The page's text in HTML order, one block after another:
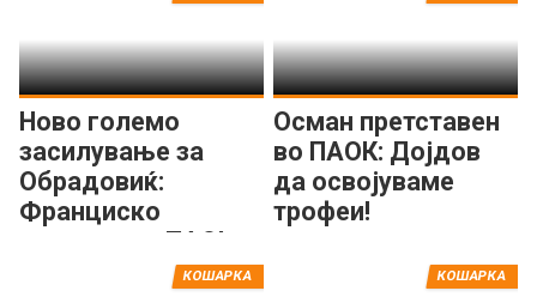
Ново големо
засилување за
Обрадовиќ:
Франциско
потпиша за ПАО!
Осман претставен
во ПАОК: Дојдов
да освојуваме
трофеи!
КОШАРКА КОШАРКА